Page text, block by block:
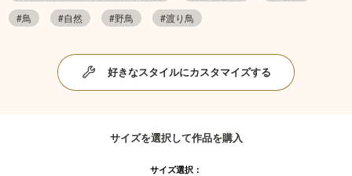
#鳥
#自然 #野鳥 #渡り鳥
好きなスタイルにカスタマイズする
サイズを選択して作品を購入
サイズ選択：